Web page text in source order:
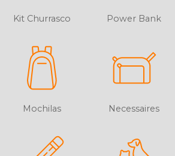
Kit Churrasco Power Bank
Mochilas Necessaires